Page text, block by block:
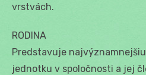
vrstvách.
RODINA
Predstavuje
jednotku v spoločnosti a jej